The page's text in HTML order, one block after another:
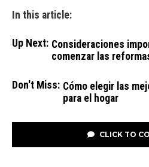
In this article:
Up Next: Consideraciones
comenzar las
Don't Miss: Cómo elegir las
para el hogar
CLICK TO